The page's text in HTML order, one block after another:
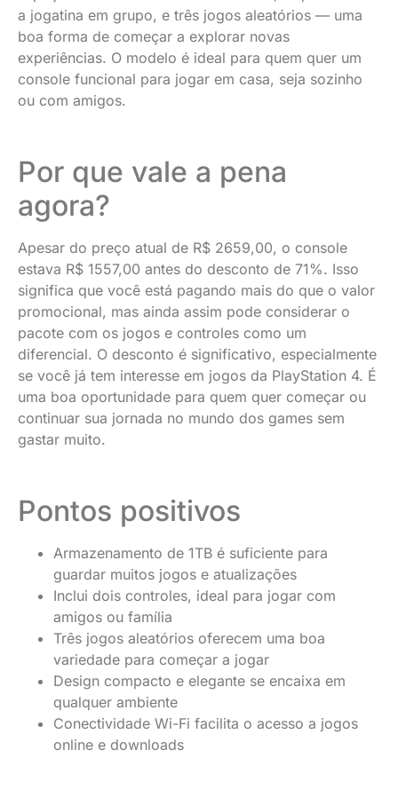
a jogatina em grupo, e três jogos aleatórios — uma
boa forma de começar a explorar novas
experiências. O modelo é ideal para quem quer um
console funcional para jogar em casa, seja sozinho
ou com amigos.
Por que vale a pena
agora?
Apesar do preço atual de R$ 2659,00, o console
estava R$ 1557,00 antes do desconto de 71%. Isso
significa que você está pagando mais do que o valor
promocional, mas ainda assim pode considerar o
pacote com os jogos e controles como um
diferencial. O desconto é significativo, especialmente
se você já tem interesse em jogos da PlayStation 4. É
uma boa oportunidade para quem quer começar ou
continuar sua jornada no mundo dos games sem
gastar muito.
Pontos positivos
Armazenamento de 1TB é suficiente para
guardar muitos jogos e atualizações
Inclui dois controles, ideal para jogar com
amigos ou família
Três jogos aleatórios oferecem uma boa
variedade para começar a jogar
Design compacto e elegante se encaixa em
qualquer ambiente
Conectividade Wi-Fi facilita o acesso a jogos
online e downloads